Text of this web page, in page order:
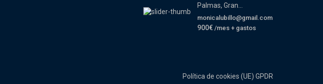
Palmas, Gran...
monicalubillo@gmail.com
900€ /mes + gastos
Política de cookies (UE) GPDR